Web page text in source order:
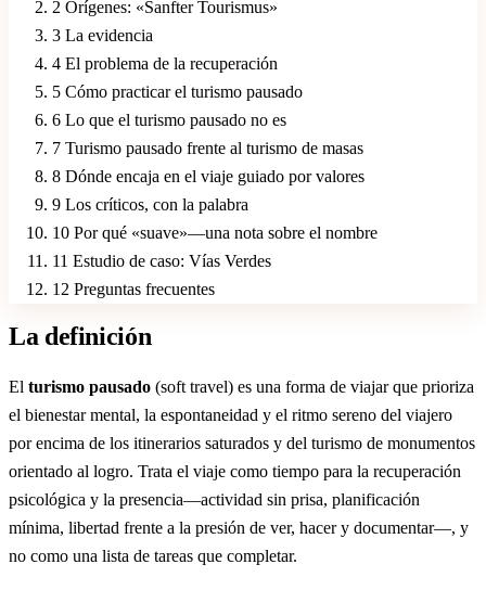
2 Orígenes: «Sanfter Tourismus»
3 La evidencia
4 El problema de la recuperación
5 Cómo practicar el turismo pausado
6 Lo que el turismo pausado no es
7 Turismo pausado frente al turismo de masas
8 Dónde encaja en el viaje guiado por valores
9 Los críticos, con la palabra
10 Por qué «suave»—una nota sobre el nombre
11 Estudio de caso: Vías Verdes
12 Preguntas frecuentes
La definición
El turismo pausado (soft travel) es una forma de viajar que prioriza
el bienestar mental, la espontaneidad y el ritmo sereno del viajero
por encima de los itinerarios saturados y del turismo de monumentos
orientado al logro. Trata el viaje como tiempo para la recuperación
psicológica y la presencia—actividad sin prisa, planificación
mínima, libertad frente a la presión de ver, hacer y documentar—, y
no como una lista de tareas que completar.